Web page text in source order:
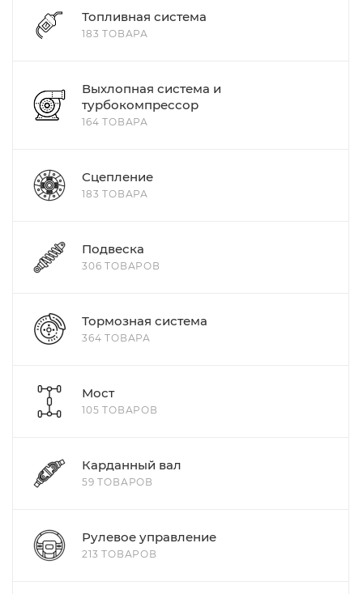
Топливная система
183 ТОВАРА
Выхлопная система и
турбокомпрессор
164 ТОВАРА
Сцепление
183 ТОВАРА
Подвеска
306 ТОВАРОВ
Тормозная система
364 ТОВАРА
Мост
105 ТОВАРОВ
Карданный вал
59 ТОВАРОВ
Рулевое управление
213 ТОВАРОВ